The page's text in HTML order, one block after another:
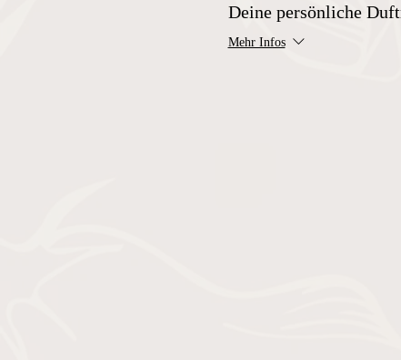
Deine persönliche
Mehr Infos